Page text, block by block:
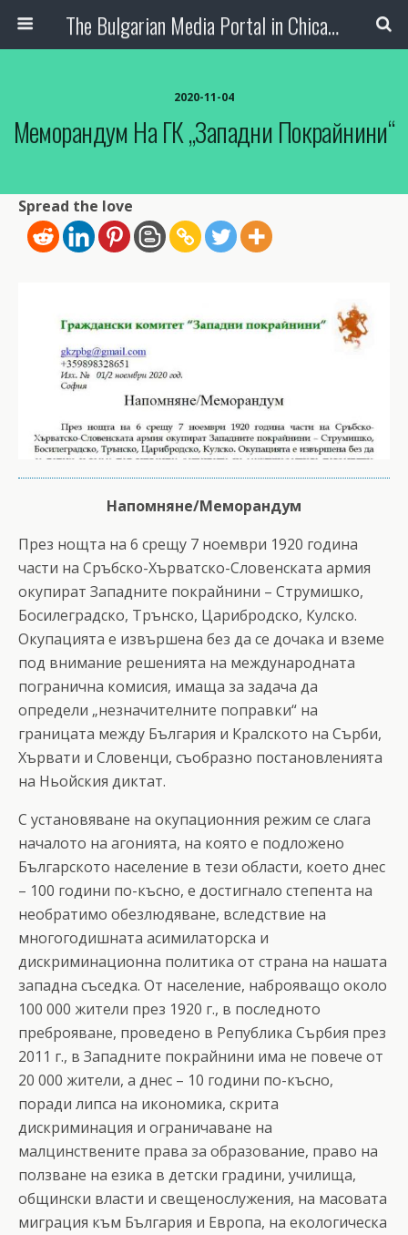
The Bulgarian Media Portal in Chicago
2020-11-04
Меморандум На ГК „Западни Покрайнини“
Spread the love
Напомняне/Меморандум
През нощта на 6 срещу 7 ноември 1920 година
части на Сръбско-Хърватско-Словенската армия
окупират Западните покрайнини – Струмишко,
Босилеградско, Трънско, Царибродско, Кулско.
Окупацията е извършена без да се дочака и вземе
под внимание решенията на международната
погранична комисия, имаща за задача да
определи „незначителните поправки“ на
границата между България и Кралското на Сърби,
Хървати и Словенци, съобразно постановленията
на Ньойския диктат.
С установяване на окупационния режим се слага
началото на агонията, на която е подложено
Българското население в тези области, което днес
– 100 години по-късно, е достигнало степента на
необратимо обезлюдяване, вследствие на
многогодишната асимилаторска и
дискриминационна политика от страна на нашата
западна съседка. От население, наброяващо около
100 000 жители през 1920 г., в последното
преброяване, проведено в Република Сърбия през
2011 г., в Западните покрайнини има не повече от
20 000 жители, а днес – 10 години по-късно,
поради липса на икономика, скрита
дискриминация и ограничаване на
малцинствените права за образование, право на
ползване на езика в детски градини, училища,
общински власти и свещенослужения, на масовата
миграция към България и Европа, на екологическа